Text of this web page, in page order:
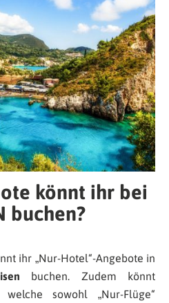
könnt ihr bei
buchen?
ihr „Nur-Hotel“-Angebote in
buchen. Zudem könnt
sowohl „Nur-Flüge“